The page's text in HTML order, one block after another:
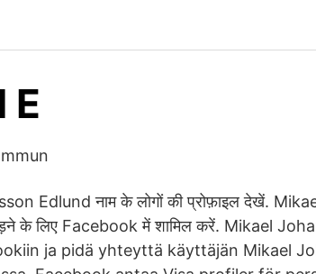
E
Edlund नाम के लोगों की प्रोफ़ाइल देखें.
के लिए Facebook में शामिल करें. Mikael
ja pidä yhteyttä käyttäjän Mikael